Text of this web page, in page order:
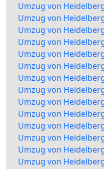
Umzug von
Umzug von
Umzug von
Umzug von
Umzug von
Umzug von
Umzug von
Umzug von
Umzug von
Umzug von
Umzug von
Umzug von
Umzug von
Umzug von